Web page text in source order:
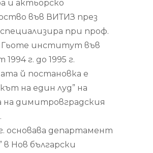
и актьорско
във ВИТИЗ през
специализира при проф.
Гьоте институт във
г. до 1995 г.
й постановка е
на един луд” на
на димитровградския
основава департамент
в Нов български